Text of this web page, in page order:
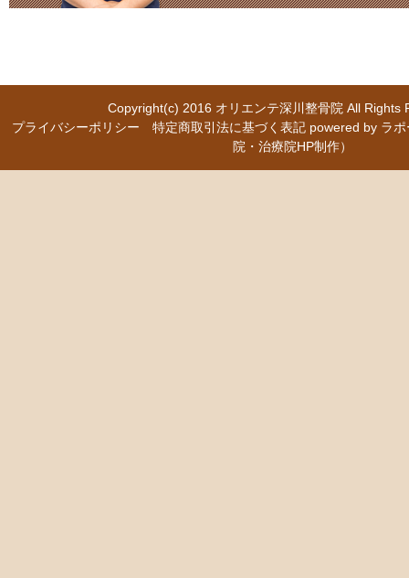
Copyright(c) 2016 オリエンテ深川整骨院 All
プライバシーポリシー
特定商取引法に基づく表記 powered by ラ
院・治療院HP制作）